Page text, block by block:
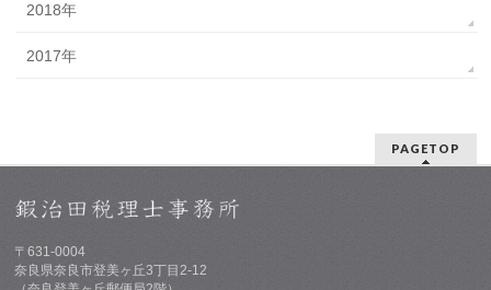
2018年
2017年
PAGETOP
〒631-0004
奈良県奈良市登美ヶ丘3丁目2-12